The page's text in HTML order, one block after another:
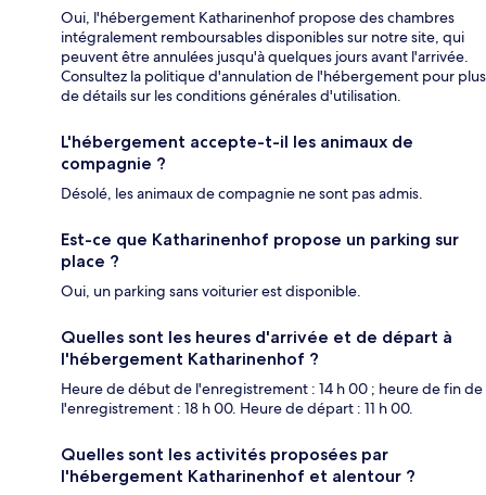
Oui, l'hébergement Katharinenhof propose des chambres
intégralement remboursables disponibles sur notre site, qui
peuvent être annulées jusqu'à quelques jours avant l'arrivée.
Consultez la politique d'annulation de l'hébergement pour plus
de détails sur les conditions générales d'utilisation.
L'hébergement accepte-t-il les animaux de
compagnie ?
Désolé, les animaux de compagnie ne sont pas admis.
Est-ce que Katharinenhof propose un parking sur
place ?
Oui, un parking sans voiturier est disponible.
Quelles sont les heures d'arrivée et de départ à
l'hébergement Katharinenhof ?
Heure de début de l'enregistrement : 14 h 00 ; heure de fin de
l'enregistrement : 18 h 00. Heure de départ : 11 h 00.
Quelles sont les activités proposées par
l'hébergement Katharinenhof et alentour ?